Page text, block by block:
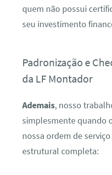
quem não possui
seu investimento
Padronização e
da LF Montador
Ademais, nosso
simplesmente quando
nossa ordem de
estrutural completa: